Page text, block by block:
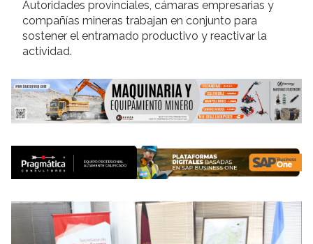
Autoridades provinciales, cámaras empresarias y
compañías mineras trabajan en conjunto para
sostener el entramado productivo y reactivar la
actividad.